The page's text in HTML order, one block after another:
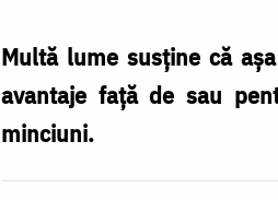
Multă lume susţine că
avantaje faţă de sau
minciuni.